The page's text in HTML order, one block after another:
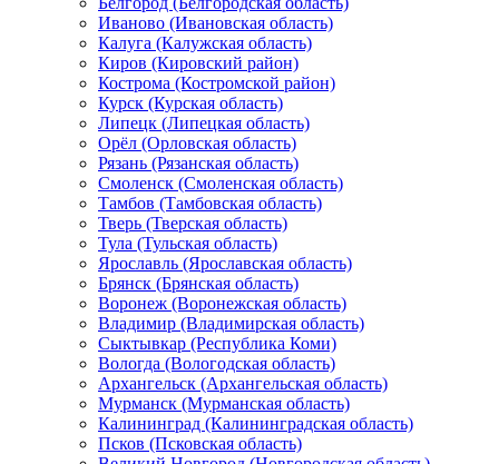
Иваново (Ивановская область)
Калуга (Калужская область)
Киров (Кировский район)
Кострома (Костромской район)
Курск (Курская область)
Липецк (Липецкая область)
Орёл (Орловская область)
Рязань (Рязанская область)
Смоленск (Смоленская область)
Тамбов (Тамбовская область)
Тверь (Тверская область)
Тула (Тульская область)
Ярославль (Ярославская область)
Брянск (Брянская область)
Воронеж (Воронежская область)
Владимир (Владимирская область)
Сыктывкар (Республика Коми)
Вологда (Вологодская область)
Архангельск (Архангельская область)
Мурманск (Мурманская область)
Калининград (Калининградская область)
Псков (Псковская область)